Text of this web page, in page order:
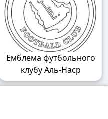
Емблема футбольного
клубу Аль-Наср